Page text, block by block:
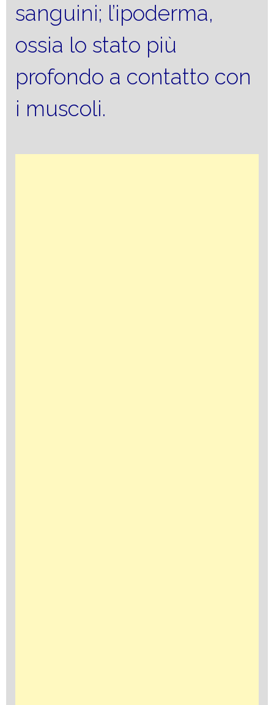
sanguini; l’ipoderma,
ossia lo stato più
profondo a contatto con
i muscoli.